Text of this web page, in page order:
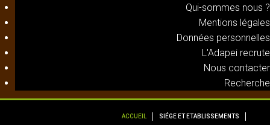
Qui-sommes nous ?
Mentions légales
Données personnelles
L'Adapei recrute
Nous contacter
Recherche
ACCUEIL
SIÉGE ET ETABLISSEMENTS